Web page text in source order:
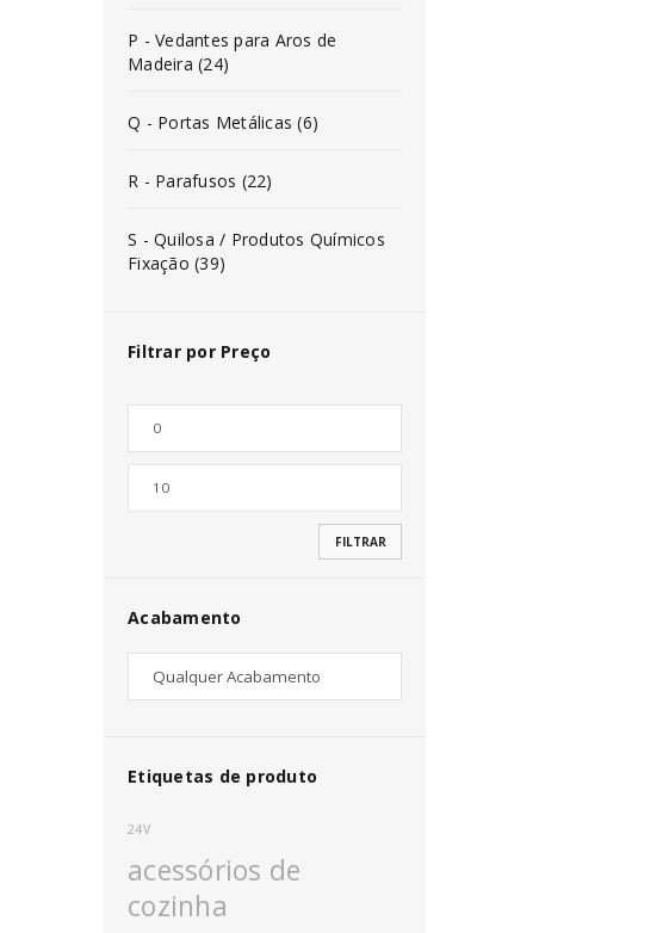
*
INICIAR SESSÃO
P - Vedantes para Aros de
Madeira (24)
Q - Portas Metálicas (6)
R - Parafusos (22)
S - Quilosa / Produtos Químicos
Fixação (39)
Filtrar por Preço
FILTRAR
Acabamento
Etiquetas de produto
24V
acessórios de
cozinha